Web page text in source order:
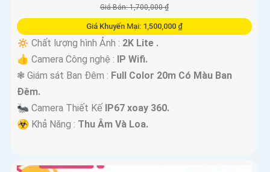
Giá Bán: 1,700,000 ₫
Giá Khuyến Mại: 1,500,000 ₫
🔅 Chất lượng hình Ảnh : 2K Lite .
👍 Camera Công nghệ :
IP Wifi.
❃ Giám sát Ban Đêm : Full Color 20m Có Màu Ban
Ðêm.
🐜 Camera Thiết Kế
IP67 xoay 360.
️☣️ Khả Năng : Thu Âm Và Loa.